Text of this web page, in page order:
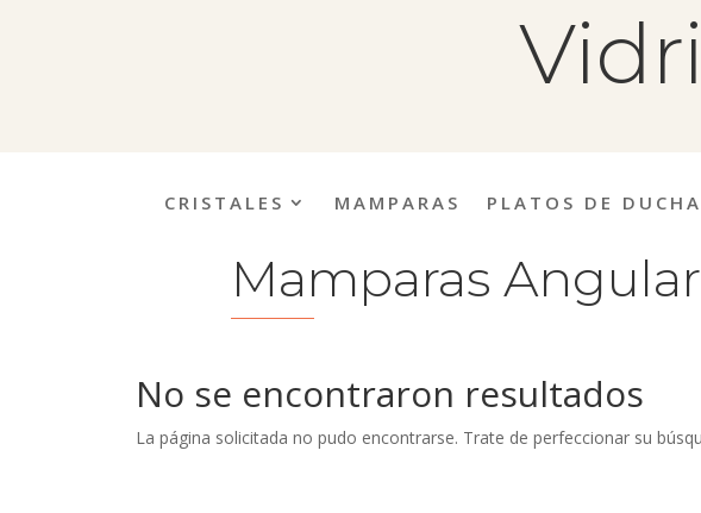
CRISTALES MAMPARAS PLATOS DE DUCHA
Mamparas
No se encontraron resultados
La página solicitada no pudo encontrarse. Trate de perfeccionar su